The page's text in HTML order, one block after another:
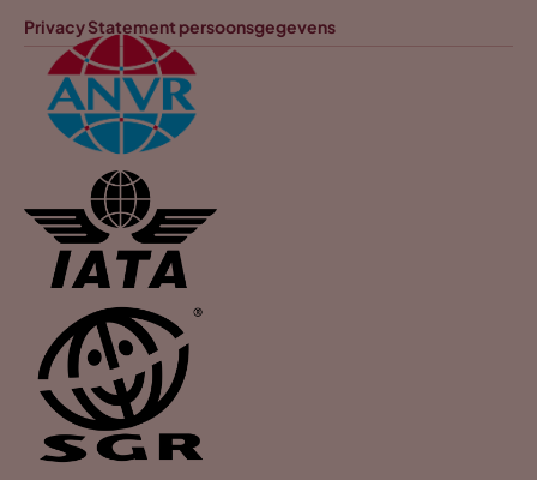
Privacy Statement persoonsgegevens